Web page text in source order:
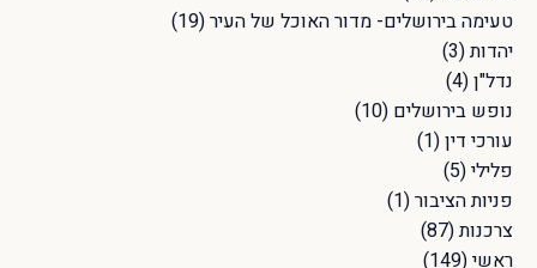
טעימה בירושלים- מדור האוכל של העיר(19)
יהדות(3)
נדל"ן(4)
נופש בירושלים (10)
עורכי דין(1)
פלילי(5)
פניות הציבור(1)
צרכנות(87)
ראשי(149)